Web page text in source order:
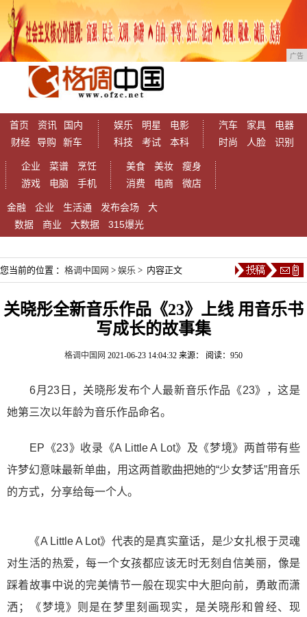
广告
首页 资讯
国内
财经
导购 新车
娱乐 明星
电影
科技
考试 本科
汽车 家具
电器
时尚
人脸 识别
企业 菜谱
烹饪
游戏
电脑 手机
美食 美妆
瘦身
消费
电商 微店
金融 企业 生活通 发布会场
大
数据
商业 大数据 315爆光
您当前的位置 ： 格调中国网 > 娱乐 > 内容正文
关晓彤全新音乐作品《23》上线 用音乐书
写成长的故事集
格调中国网 2021-06-23 14:04:32 来源： 阅读：950
6月23日，关晓彤发布个人最新音乐作品《23》，这是
她第三次以年龄为音乐作品命名。
EP《23》收录《A Little A Lot》及《梦境》两首带有些
许梦幻意味最新单曲，用这两首歌曲把她的“少女梦话”用音乐
的方式，分享给每一个人。
《A Little A Lot》代表的是真实童话，是少女扎根于灵魂
对生活的热爱，每一个女孩都应该无时无刻自信美丽，像是
踩着故事中说的完美情节一般在现实中大胆向前，勇敢而潇
洒；《梦境》则是在梦里刻画现实，是关晓彤和曾经、现